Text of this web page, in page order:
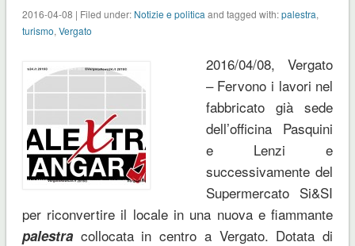
2016-04-08 | Filed under: Notizie e politica and tagged with:palestra,
turismo, Vergato
2016/04/08, Vergato
– Fervono i lavori nel
fabbricato già sede
dell’officina Pasquini
e Lenzi e
successivamente del
Supermercato Si&SI
per riconvertire il locale in una nuova e fiammante
palestra collocata in centro a Vergato. Dotata di